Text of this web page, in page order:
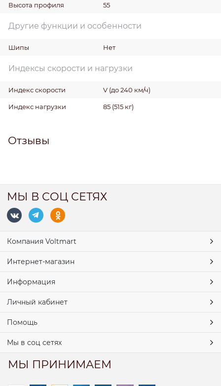
Высота профиля 55
Другие функции и особенности
Шипы Нет
Индексы скорости и нагрузки
Индекс скорости V (до 240 км/ч)
Индекс нагрузки 85 (515 кг)
Отзывы
МЫ В СОЦ СЕТЯХ
Компания Voltmart
Интернет-магазин
Информация
Личный кабинет
Помощь
Мы в соц сетях
МЫ ПРИНИМАЕМ